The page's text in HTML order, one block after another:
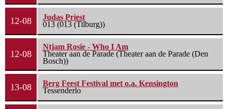
12-08
Judas Priest
013 (013 (Tilburg))
12-08
Ntjam Rosie - Who I Am
Theater aan de Parade (Theater aan de Parade (Den
Bosch))
13-08
Berg Feest Festival met o.a. Kensington
Tessenderlo